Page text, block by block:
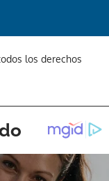
los derechos